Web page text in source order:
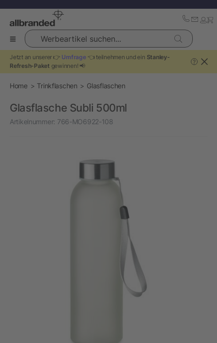
Werbeartikel suchen...
Jetzt an unserer 👉 Umfrage👈 teilnehmen und ein Stanley-
Refresh-Paket gewinnen! 📢
?
Home Trinkflaschen Glasflaschen
Glasflasche Subli 500ml
Artikelnummer: 766-MO6922-108